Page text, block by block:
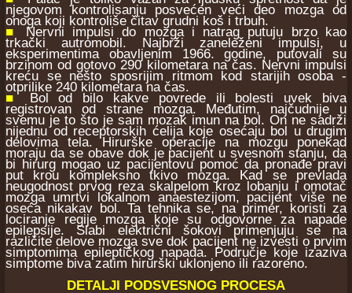
njegovom kontrolisanju posvećen veći deo mozga od
onoga koji kontroliše čitav grudni koš i trbuh.
■ Nervni impulsi do mozga i natrag putuju brzo kao
trkački autromobil. Najbrži zaneleženi impulsi, u
eksperimentima obavljenim 1966. godine, putovali su
brzinom od gotovo 290 kilometara na čas. Nervni impulsi
kreću se nešto sposrijim ritmom kod starijih osoba -
otprilike 240 kilometara na čas.
■ Bol od bilo kakve povrede ili bolesti uvek biva
registrovan od strane mozga. Međutim, najčudnije u
svemu je to što je sam mozak imun na bol. On ne sadrži
nijednu od receptorskih ćelija koje osećaju bol u drugim
delovima tela. Hirurške operacije na mozgu ponekad
moraju da se obave dok je pacijent u svesnom stanju, da
bi hirurg mogao uz pacijentovu pomoć da pronađe pravi
put krou kompleksno tkivo mozga. Kad se prevlada
neugodnost prvog reza skalpelom kroz lobanju i omotač
mozga umrtvi lokalnom anaestezijom, pacijent više ne
oseća nikakav bol. Ta tehnika se, na primer, koristi za
lociranje regije mozga koje su odgovorne za napade
epilepsije. Slabi električni šokovi primenjuju se na
različite delove mozga sve dok pacijent ne izvesti o prvim
simptomima epileptičkog napada. Područje koje izaziva
simptome biva zatim hirurški uklonjeno ili razoreno.
DETALJI PODSVESNOG PROCESA